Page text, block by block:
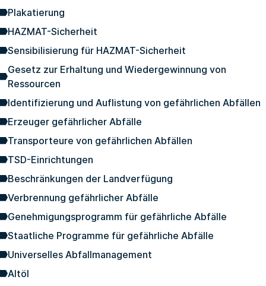
Plakatierung
HAZMAT-Sicherheit
Sensibilisierung für HAZMAT-Sicherheit
Gesetz zur Erhaltung und Wiedergewinnung von
Ressourcen
Identifizierung und Auflistung von gefährlichen Abfällen
Erzeuger gefährlicher Abfälle
Transporteure von gefährlichen Abfällen
TSD-Einrichtungen
Beschränkungen der Landverfügung
Verbrennung gefährlicher Abfälle
Genehmigungsprogramm für gefährliche Abfälle
Staatliche Programme für gefährliche Abfälle
Universelles Abfallmanagement
Altöl